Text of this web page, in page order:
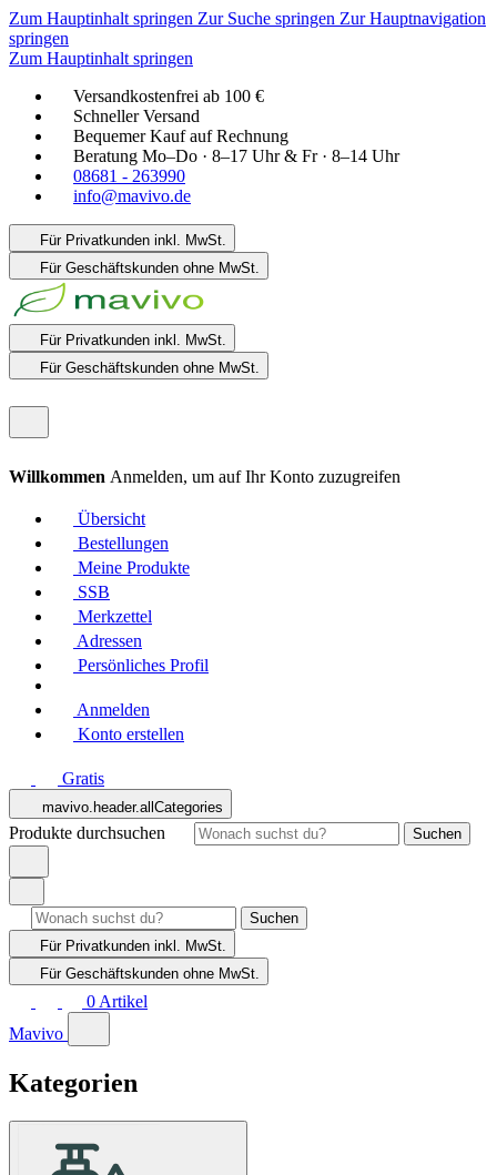
Zum Hauptinhalt springen Zur Suche springen Zur Hauptnavigation
springen
Zum Hauptinhalt springen
Versandkostenfrei ab 100 €
Schneller Versand
Bequemer Kauf auf Rechnung
Beratung Mo–Do · 8–17 Uhr & Fr · 8–14 Uhr
08681 - 263990
info@mavivo.de
Für Privatkunden inkl. MwSt.
Für Geschäftskunden ohne MwSt.
Für Privatkunden inkl. MwSt.
Für Geschäftskunden ohne MwSt.
Willkommen Anmelden, um auf Ihr Konto zuzugreifen
Übersicht
Bestellungen
Meine Produkte
SSB
Merkzettel
Adressen
Persönliches Profil
Anmelden
Konto erstellen
Gratis
mavivo.header.allCategories
Produkte durchsuchen Suchen
Suchen
Für Privatkunden inkl. MwSt.
Für Geschäftskunden ohne MwSt.
0 Artikel
Mavivo
Kategorien